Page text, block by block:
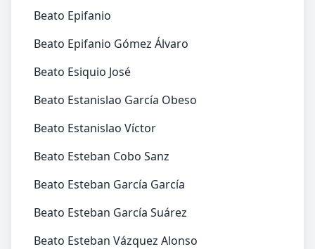
Beato Epifanio
Beato Epifanio Gómez Álvaro
Beato Esiquio José
Beato Estanislao García Obeso
Beato Estanislao Víctor
Beato Esteban Cobo Sanz
Beato Esteban García García
Beato Esteban García Suárez
Beato Esteban Vázquez Alonso